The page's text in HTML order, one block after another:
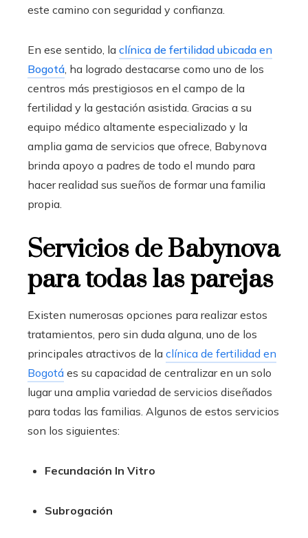
este camino con seguridad y confianza.
En ese sentido, la clínica de fertilidad ubicada en
Bogotá, ha logrado destacarse como uno de los
centros más prestigiosos en el campo de la
fertilidad y la gestación asistida. Gracias a su
equipo médico altamente especializado y la
amplia gama de servicios que ofrece, Babynova
brinda apoyo a padres de todo el mundo para
hacer realidad sus sueños de formar una familia
propia.
Servicios de Babynova
para todas las parejas
Existen numerosas opciones para realizar estos
tratamientos, pero sin duda alguna, uno de los
principales atractivos de la clínica de fertilidad en
Bogotá es su capacidad de centralizar en un solo
lugar una amplia variedad de servicios diseñados
para todas las familias. Algunos de estos servicios
son los siguientes:
Fecundación In Vitro
Subrogación